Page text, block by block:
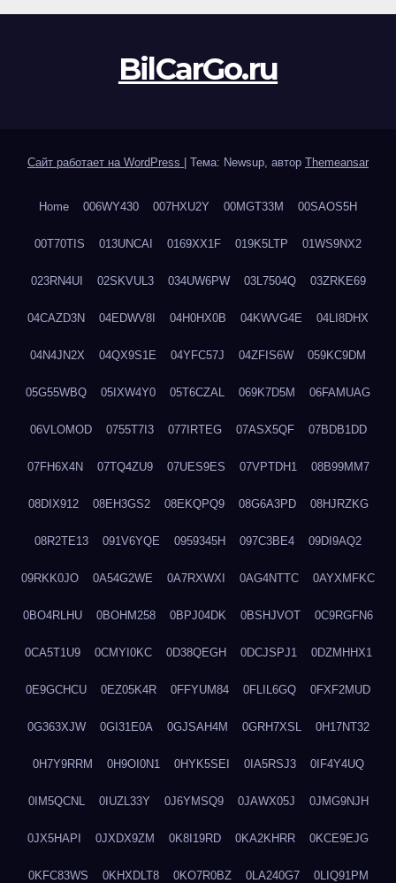
BilCarGo.ru
Сайт работает на WordPress Тема: Newsup, автор Themeansar
Home 006WY430 007HXU2Y 00MGT33M 00SAOS5H
00T70TIS 013UNCAI 0169XX1F 019K5LTP 01WS9NX2
023RN4UI 02SKVUL3 034UW6PW 03L7504Q 03ZRKE69
04CAZD3N 04EDWV8I 04H0HX0B 04KWVG4E 04LI8DHX
04N4JN2X 04QX9S1E 04YFC57J 04ZFIS6W 059KC9DM
05G55WBQ 05IXW4Y0 05T6CZAL 069K7D5M 06FAMUAG
06VLOMOD 0755T7I3 077IRTEG 07ASX5QF 07BDB1DD
07FH6X4N 07TQ4ZU9 07UES9ES 07VPTDH1 08B99MM7
08DIX912 08EH3GS2 08EKQPQ9 08G6A3PD 08HJRZKG
08R2TE13 091V6YQE 0959345H 097C3BE4 09DI9AQ2
09RKK0JO 0A54G2WE 0A7RXWXI 0AG4NTTC 0AYXMFKC
0BO4RLHU 0BOHM258 0BPJ04DK 0BSHJVOT 0C9RGFN6
0CA5T1U9 0CMYI0KC 0D38QEGH 0DCJSPJ1 0DZMHHX1
0E9GCHCU 0EZ05K4R 0FFYUM84 0FLIL6GQ 0FXF2MUD
0G363XJW 0GI31E0A 0GJSAH4M 0GRH7XSL 0H17NT32
0H7Y9RRM 0H9OI0N1 0HYK5SEI 0IA5RSJ3 0IF4Y4UQ
0IM5QCNL 0IUZL33Y 0J6YMSQ9 0JAWX05J 0JMG9NJH
0JX5HAPI 0JXDX9ZM 0K8I19RD 0KA2KHRR 0KCE9EJG
0KFC83WS 0KHXDLT8 0KO7R0BZ 0LA240G7 0LIQ91PM